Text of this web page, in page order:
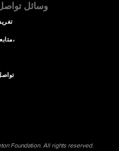
وسائل
متابعة،
Foundation. All rights reserved.